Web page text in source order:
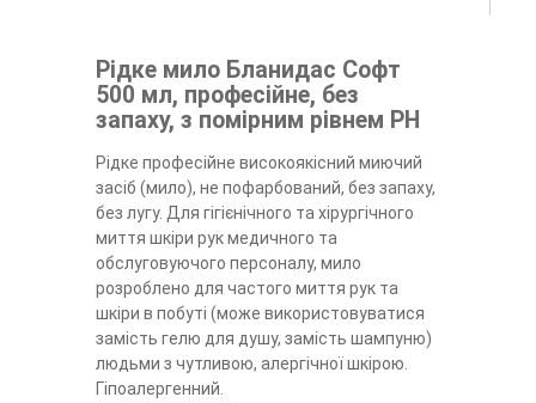
Рідке мило Бланидас Софт
500 мл, професійне, без
запаху, з помірним рівнем РН
Рідке професійне високоякісний миючий
засіб (мило), не пофарбований, без запаху,
без лугу. Для гігієнічного та хірургічного
миття шкіри рук медичного та
обслуговуючого персоналу, мило
розроблено для частого миття рук та
шкіри в побуті (може використовуватися
замість гелю для душу, замість шампуню)
людьми з чутливою, алергічної шкірою.
Гіпоалергенний.